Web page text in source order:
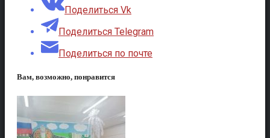
Поделиться Vk
Поделиться Telegram
Поделиться по почте
Вам, возможно, понравится